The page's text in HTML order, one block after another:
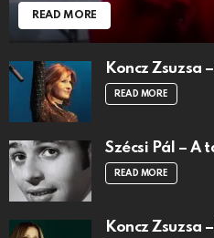
READ MORE
Koncz Zsuzsa
READ MORE
Szécsi Pál – A
READ MORE
Koncz Zsuzsa